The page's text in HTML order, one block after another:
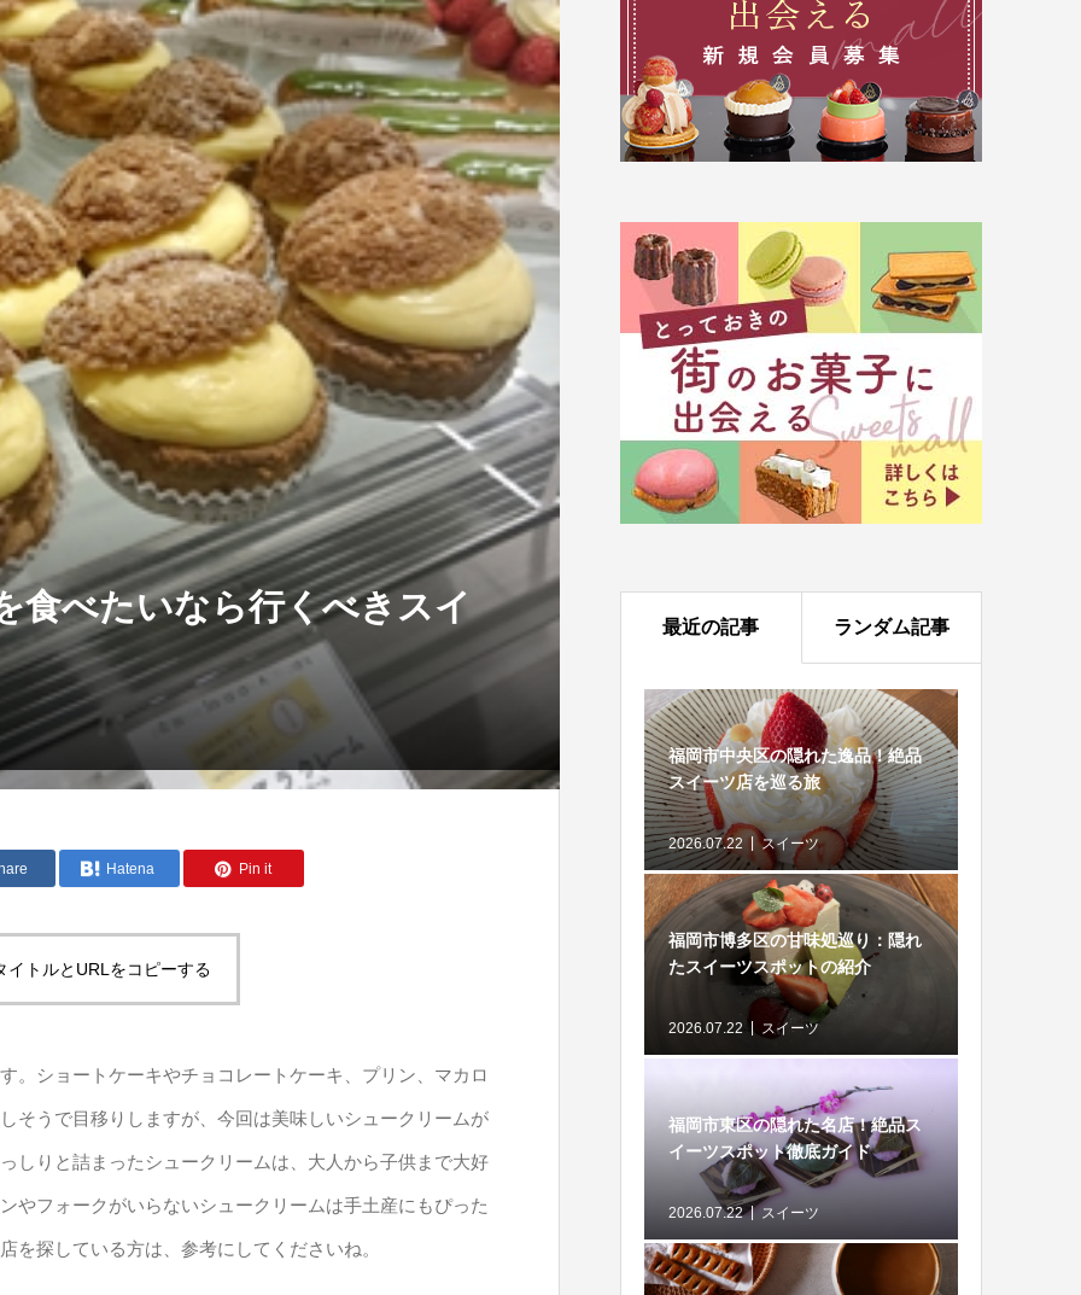
食べたいなら行くべきスイ
Hatena Pin it
イトルとURLをコピーする
。ショートケーキやチョコレートケーキ、プリン、マカロ
そうで目移りしますが、今回は美味しいシュークリームが
しりと詰まったシュークリームは、大人から子供まで大好
やフォークがいらないシュークリームは手土産にもぴった
を探している方は、参考にしてくださいね。
最近の記事 ランダム記事
福岡市中央区の隠れた逸品！絶品
スイーツ店を巡る旅
2026.07.22 スイーツ
福岡市博多区の甘味処巡り：隠れ
たスイーツスポットの紹介
2026.07.22 スイーツ
福岡市東区の隠れた名店！絶品ス
イーツスポット徹底ガイド
2026.07.22 スイーツ